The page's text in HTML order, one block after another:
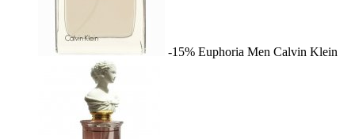
-15% Euphoria Men Calvin Klein